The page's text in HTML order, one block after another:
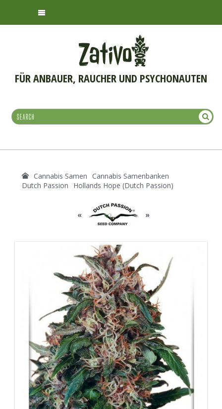
FÜR ANBAUER, RAUCHER UND PSYCHONAUTEN
Cannabis Samen
Cannabis Samenbanken
Dutch Passion
Hollands Hope (Dutch Passion)
« »